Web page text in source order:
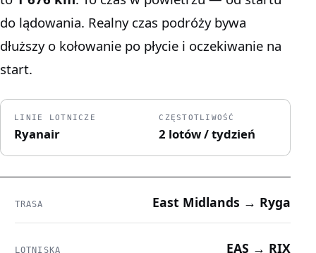
do lądowania. Realny czas podróży bywa
dłuższy o kołowanie po płycie i oczekiwanie na
start.
LINIE LOTNICZE
Ryanair
CZĘSTOTLIWOŚĆ
2 lotów / tydzień
TRASA East Midlands → Ryga
LOTNISKA EAS → RIX